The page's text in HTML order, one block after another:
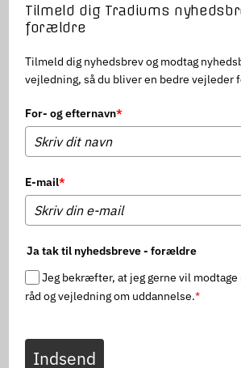
Tilmeld dig Tradiums
forældre
Tilmeld dig nyhedsbrev og modtag
vejledning, så du bliver en bedre vejleder
For- og efternavn*
E-mail*
Ja tak til nyhedsbreve - forældre
Jeg bekræfter, at jeg gerne vil
råd og vejledning om uddannelse.*
Indsend